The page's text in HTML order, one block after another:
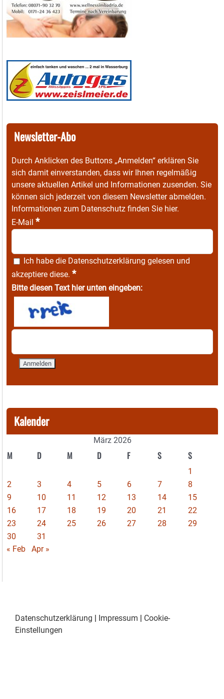
Newsletter-Abo
Durch Anklicken des Buttons „Anmelden“ erklären Sie
sich damit einverstanden, dass wir Ihnen regelmäßig
unsere aktuellen Artikel und Informationen zusenden. Sie
können sich jederzeit von diesem Newsletter abmelden.
Informationen zum Datenschutz finden Sie hier.
E-Mail *
Ich habe die Datenschutzerklärung gelesen und
akzeptiere diese. *
Bitte diesen Text hier unten eingeben:
Kalender
März 2026
M D M D F S S
1
2
3 4 5 6 7
8
9
10 11 12 13 14
15
16
17 18 19 20 21
22
23
24 25 26 27 28
29
30
31
« Feb
Apr »
Datenschutzerklärung | Impressum | Cookie-
Einstellungen